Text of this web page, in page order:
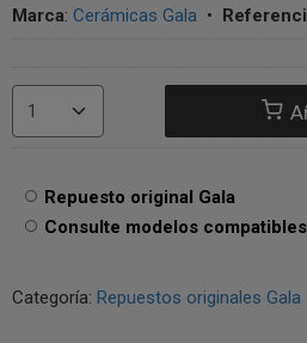
Marca: Cerámicas Gala •
Repuesto original Gala
Consulte modelos
Categoría: Repuestos originales Gala